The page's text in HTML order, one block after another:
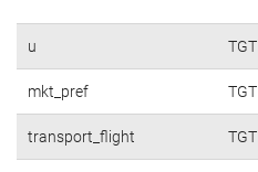
u TGT
mkt_pref TGT
transport_flight TGT